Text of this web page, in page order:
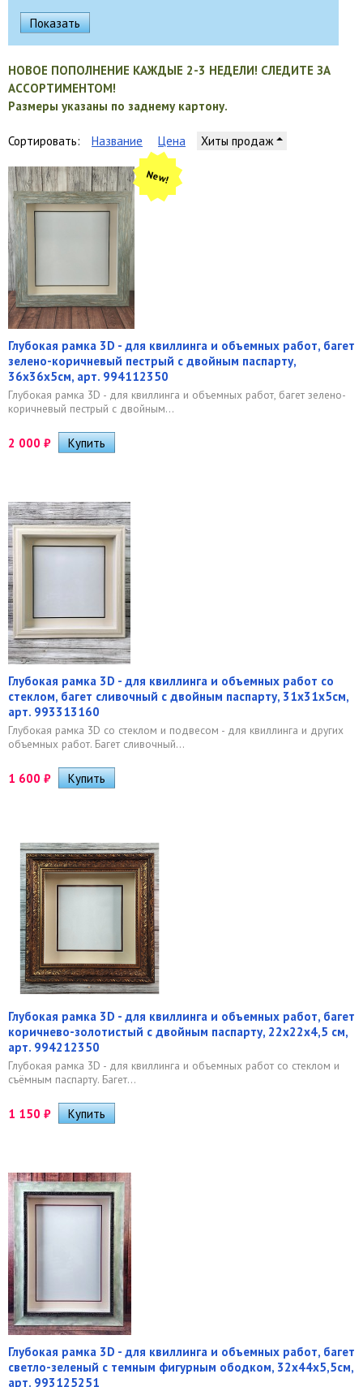
НОВОЕ ПОПОЛНЕНИЕ КАЖДЫЕ 2-3 НЕДЕЛИ! СЛЕДИТЕ ЗА
АССОРТИМЕНТОМ!
Размеры указаны по заднему картону.
Сортировать: Название Цена Хиты продаж
New!
Глубокая рамка 3D - для квиллинга и объемных работ, багет
зелено-коричневый пестрый с двойным паспарту,
36х36х5см, арт. 994112350
Глубокая рамка 3D - для квиллинга и объемных работ, багет зелено-
коричневый пестрый с двойным...
2 000 ₽
Глубокая рамка 3D - для квиллинга и объемных работ со
стеклом, багет сливочный с двойным паспарту, 31х31х5см,
арт. 993313160
Глубокая рамка 3D со стеклом и подвесом - для квиллинга и других
объемных работ. Багет сливочный...
1 600 ₽
Глубокая рамка 3D - для квиллинга и объемных работ, багет
коричнево-золотистый с двойным паспарту, 22х22х4,5 см,
арт. 994212350
Глубокая рамка 3D - для квиллинга и объемных работ со стеклом и
съёмным паспарту. Багет...
1 150 ₽
Глубокая рамка 3D - для квиллинга и объемных работ, багет
светло-зеленый с темным фигурным ободком, 32х44х5,5см,
арт. 993125251